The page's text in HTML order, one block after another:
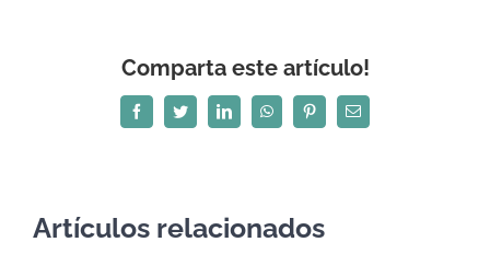
Comparta este artículo!
FacebookTwitterLinkedInWhatsAppPinterestCorreo
electrónico
Artículos relacionados